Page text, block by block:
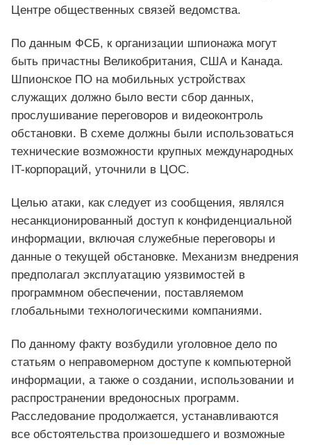
Центре общественных связей ведомства.
По данным ФСБ, к организации шпионажа могут
быть причастны Великобритания, США и Канада.
Шпионское ПО на мобильных устройствах
служащих должно было вести сбор данных,
прослушивание переговоров и видеоконтроль
обстановки. В схеме должны были использоваться
технические возможности крупных международных
IT-корпораций, уточнили в ЦОС.
Целью атаки, как следует из сообщения, являлся
несанкционированный доступ к конфиденциальной
информации, включая служебные переговоры и
данные о текущей обстановке. Механизм внедрения
предполагал эксплуатацию уязвимостей в
программном обеспечении, поставляемом
глобальными технологическими компаниями.
По данному факту возбудили уголовное дело по
статьям о неправомерном доступе к компьютерной
информации, а также о создании, использовании и
распространении вредоносных программ.
Расследование продолжается, устанавливаются
все обстоятельства произошедшего и возможные